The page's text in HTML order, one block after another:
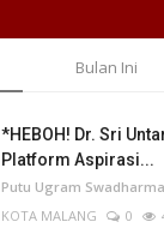
Bulan Ini
*HEBOH! Dr. Sri
Platform Aspirasi...
Putu Ugram Swadharma
KOTA MALANG
0